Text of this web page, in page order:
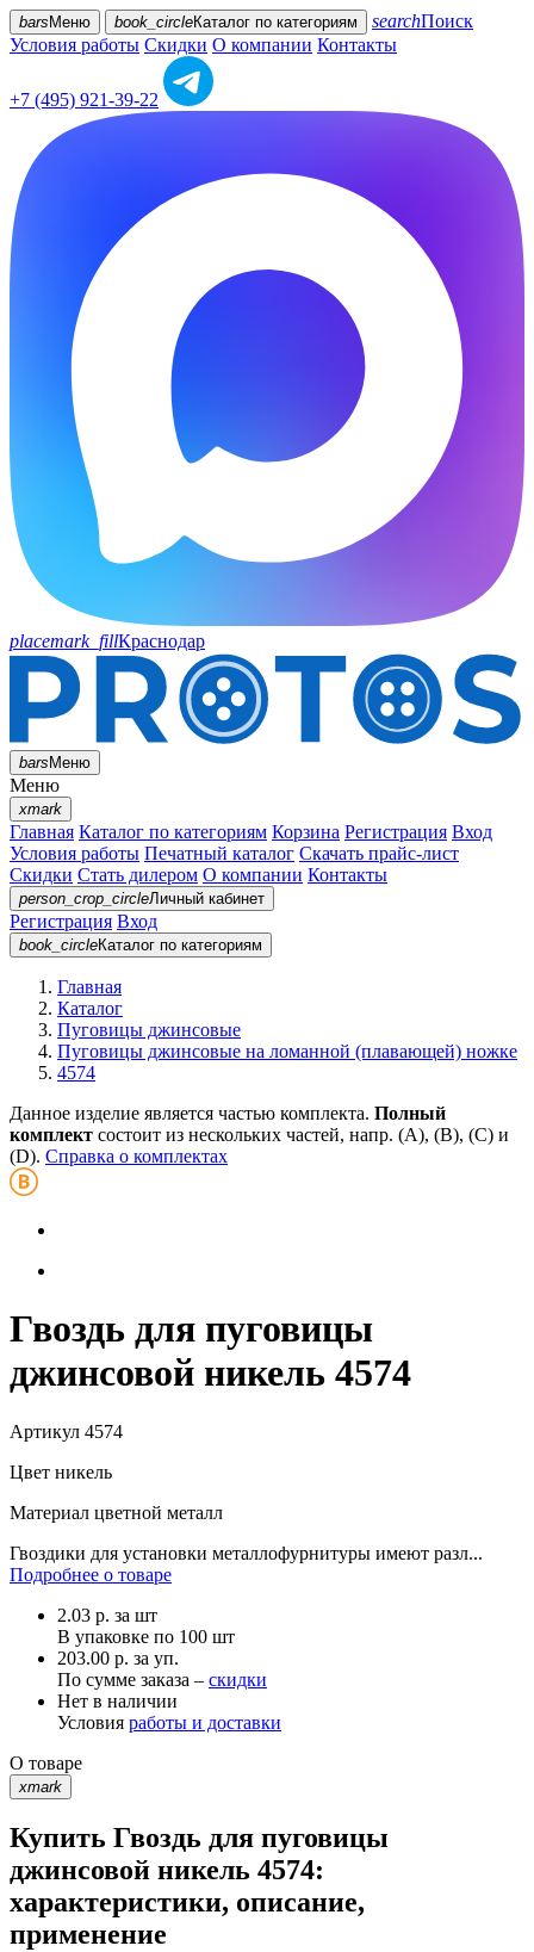
bars Меню book_circleКаталог по категориям searchПоиск
Условия работы Скидки О компании Контакты
+7 (495) 921-39-22
placemark_fillКраснодар
barsМеню
Меню
xmark
Главная Каталог по категориям Корзина Регистрация Вход
Условия работы Печатный каталог Скачать прайс-лист
Скидки Стать дилером О компании Контакты
person_crop_circleЛичный кабинет
Регистрация Вход
book_circleКаталог по категориям
Главная
Каталог
Пуговицы джинсовые
Пуговицы джинсовые на ломанной (плавающей) ножке
4574
Данное изделие является частью комплекта. Полный
комплект состоит из нескольких частей, напр. (А), (B), (С) и
(D). Справка о комплектах
Гвоздь для пуговицы
джинсовой никель 4574
Артикул 4574
Цвет никель
Материал цветной металл
Гвоздики для установки металлофурнитуры имеют разл...
Подробнее о товаре
2.03 р. за шт
В упаковке по 100 шт
203.00 р. за уп.
По сумме заказа – скидки
Нет в наличии
Условия работы и доставки
О товаре
xmark
Купить Гвоздь для пуговицы
джинсовой никель 4574:
характеристики, описание,
применение